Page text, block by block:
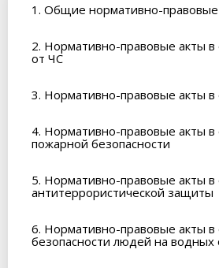
1. Общие нормативно-правовые
2. Нормативно-правовые акты
от ЧС
3. Нормативно-правовые акты в
4. Нормативно-правовые акты в
пожарной безопасности
5. Нормативно-правовые акты в
антитеррористической защиты
6. Нормативно-правовые акты в
безопасности людей на водных